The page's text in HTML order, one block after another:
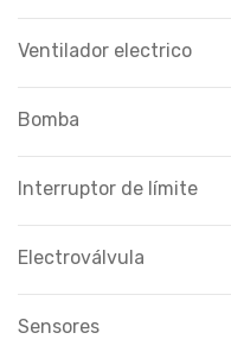
Ventilador electrico
Bomba
Interruptor de límite
Electroválvula
Sensores